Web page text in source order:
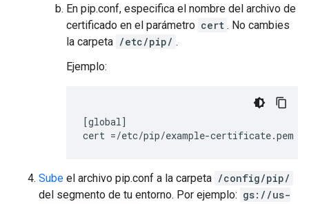
En pip.conf, especifica el nombre del archivo de
certificado en el parámetro cert . No cambies
la carpeta /etc/pip/ .
Ejemplo:
[global]
Sube el archivo pip.conf a la carpeta /config/pip/
del segmento de tu entorno. Por ejemplo: gs://us-